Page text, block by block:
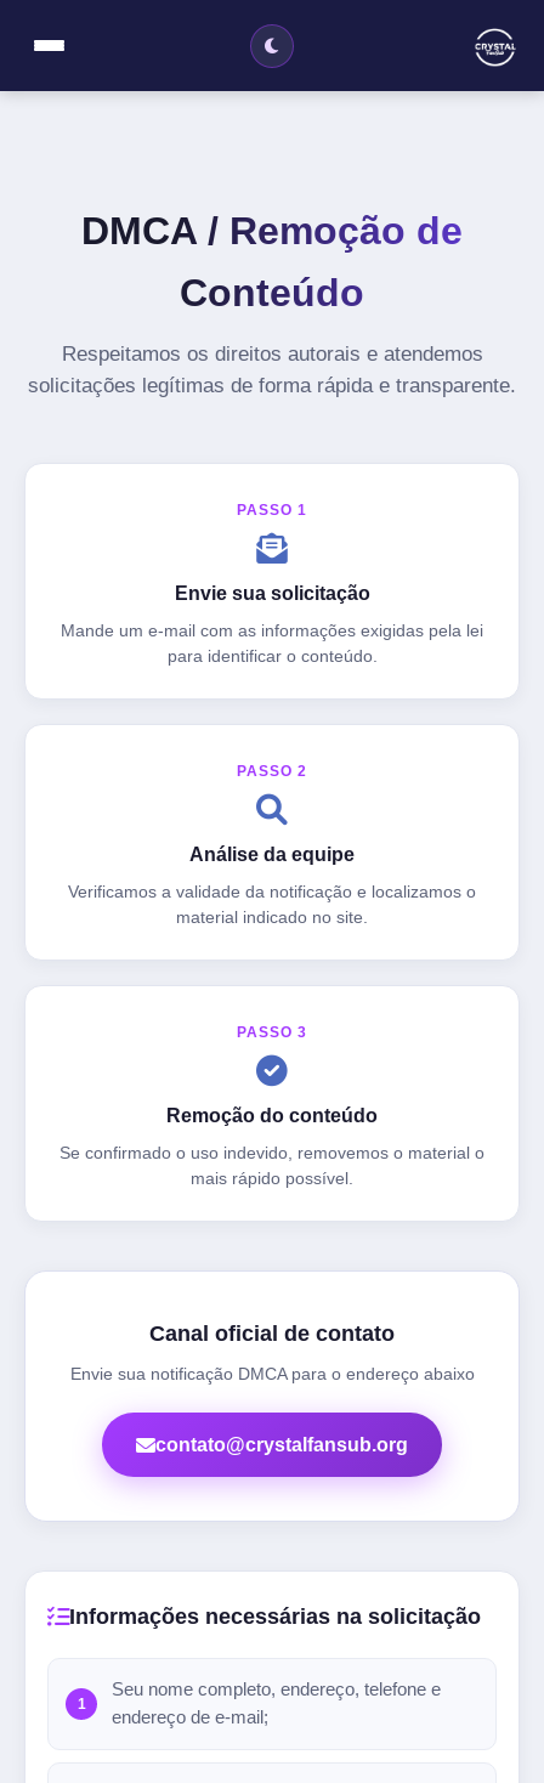
DMCA / Remoção de
Conteúdo
Respeitamos os direitos autorais e atendemos
solicitações legítimas de forma rápida e transparente.
PASSO 1
Envie sua solicitação
Mande um e-mail com as informações exigidas pela lei
para identificar o conteúdo.
PASSO 2
Análise da equipe
Verificamos a validade da notificação e localizamos o
material indicado no site.
PASSO 3
Remoção do conteúdo
Se confirmado o uso indevido, removemos o material o
mais rápido possível.
Canal oficial de contato
Envie sua notificação DMCA para o endereço abaixo
contato@crystalfansub.org
Informações necessárias na solicitação
Seu nome completo, endereço, telefone e
endereço de e-mail;